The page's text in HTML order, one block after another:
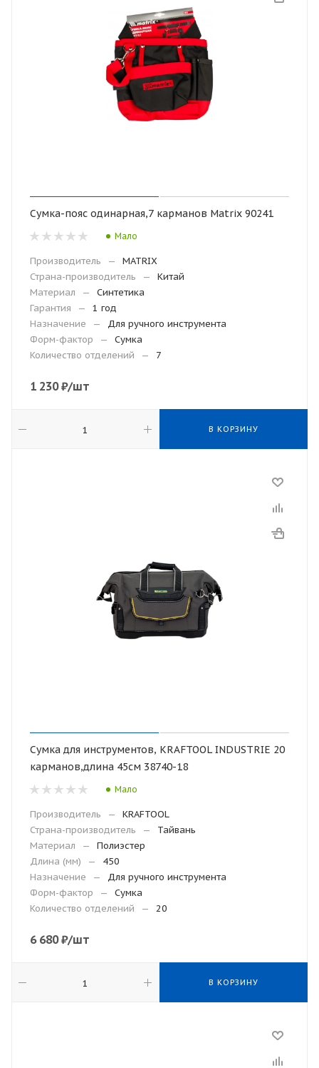
Сумка-пояс одинарная,7 карманов Matrix 90241
Мало
Производитель —
MATRIX
Страна-производитель
—
Китай
Материал
—
Синтетика
Гарантия
—
1 год
Назначение
—
Для ручного инструмента
Форм-фактор
—
Сумка
Количество отделений
— 7
1 230₽/шт
В КОРЗИНУ
Сумка для инструментов, KRAFTOOL INDUSTRIE 20
карманов,длина 45см 38740-18
Мало
Производитель —
KRAFTOOL
Страна-производитель
—
Тайвань
Материал
—
Полиэстер
Длина (мм)
—
450
Назначение
—
Для ручного инструмента
Форм-фактор
—
Сумка
Количество отделений
— 20
6 680₽/шт
В КОРЗИНУ